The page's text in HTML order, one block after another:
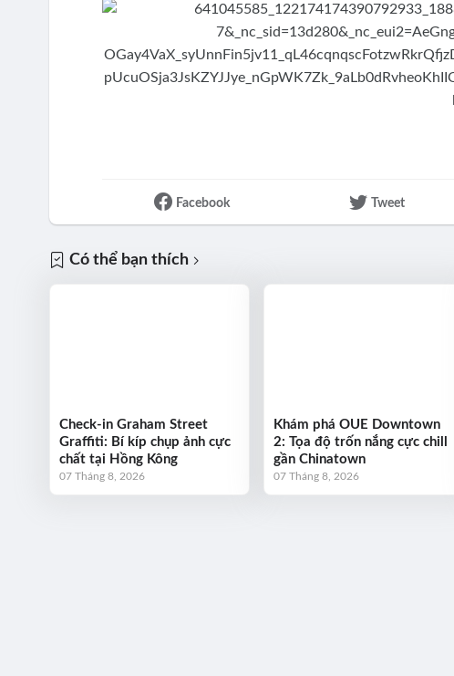
Facebook Tweet
Có thể bạn thích
Check-in Graham Street
Graffiti: Bí kíp chụp ảnh cực
chất tại Hồng Kông
07 Tháng 8, 2026
Khám phá OUE Downtown
2: Tọa độ trốn nắng cực chill
gần Chinatown
07 Tháng 8, 2026